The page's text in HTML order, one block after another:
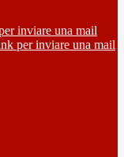
inviare una mail
per inviare una mail